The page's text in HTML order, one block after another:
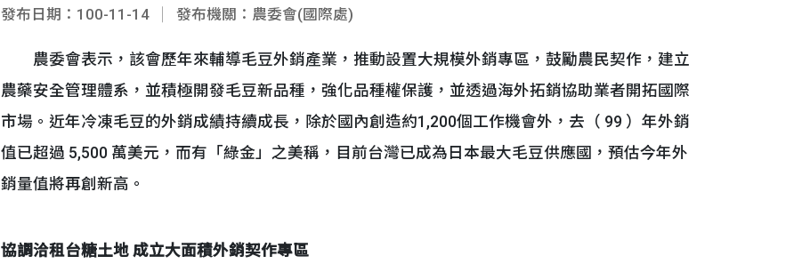
發布日期：100-11-14 發布機關：農委會(國際處)
農委會表示，該會歷年來輔導毛豆外銷產業，推動設置大規模外銷專區，鼓勵農民契作，建立
農藥安全管理體系，並積極開發毛豆新品種，強化品種權保護，並透過海外拓銷協助業者開拓國際
市場。近年冷凍毛豆的外銷成績持續成長，除於國內創造約1,200個工作機會外，去（ 99 ）年外銷
值已超過 5,500 萬美元，而有「綠金」之美稱，目前台灣已成為日本最大毛豆供應國，預估今年外
銷量值將再創新高。
協調洽租台糖土地 成立大面積外銷契作專區